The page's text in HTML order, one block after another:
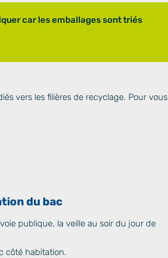
car les emballages sont triés
vers les filières de recyclage. Pour vous
du bac
publique, la veille au soir du jour de
côté habitation.